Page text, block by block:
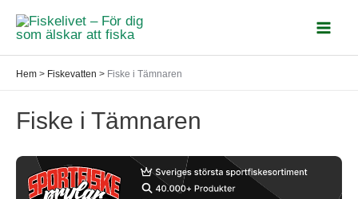
Hoppa
innehåll
Hem > Fiskevatten > Fiske i Tämnaren
Fiske i Tämnaren